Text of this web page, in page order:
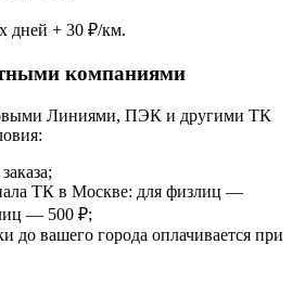
+ 30 ₽/км.
компаниями
Линиями, ПЭК и другими ТК
ТК в Москве: для физлиц —
— 500 ₽;
до вашего города оплачивается при